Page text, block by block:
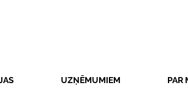
UZŅĒMUMIEM PAR